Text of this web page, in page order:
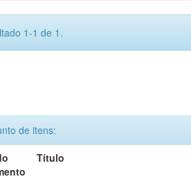
1-1 de 1.
de itens:
Título